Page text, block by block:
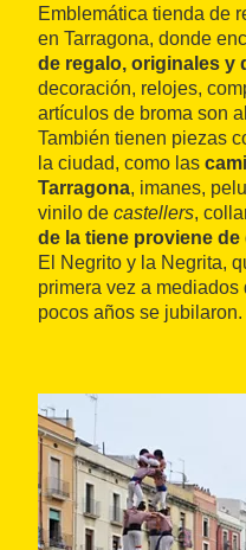
Emblemática tienda de
en Tarragona, donde
de regalo, originales y
decoración, relojes,
artículos de broma son
También tienen piezas
la ciudad, como las
Tarragona, imanes,
vinilo de castellers,
de la tiene proviene de
El Negrito y la Negrita,
primera vez a
pocos años se jubilaron.